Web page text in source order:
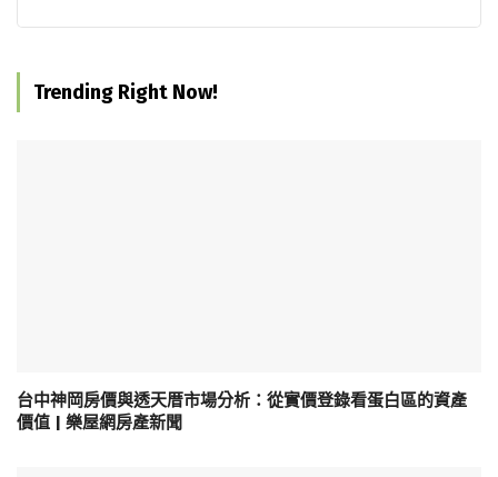
Trending Right Now!
台中神岡房價與透天厝市場分析：從實價登錄看蛋白區的資產
價值 | 樂屋網房產新聞